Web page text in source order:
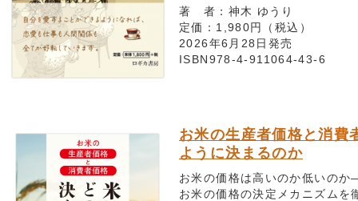
著 者：神木 ゆうり
定価：1,980円（税込）
2026年6月28日発売
ISBN978-4-911064-43-6
お米の生産者価格と消
ように決まるのか
お米の価格は高いのか低いの
お米の価格の決定メカニズムを